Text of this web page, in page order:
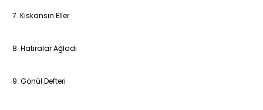
7. Kıskansın Eller
8. Hatıralar Ağladı
9. Gönül Defteri